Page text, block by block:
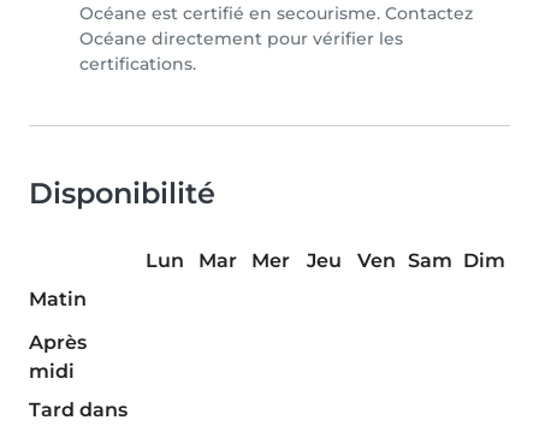
Océane est certifié en secourisme. Contactez
Océane directement pour vérifier les
certifications.
Disponibilité
Lun Mar Mer Jeu Ven Sam Dim
Matin
Après
midi
Tard dans